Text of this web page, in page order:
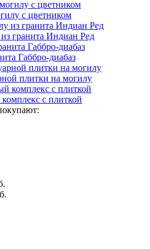
с цветником
гранита Индиан Ред
Габбро-диабаз
плитки на могилу
с плиткой